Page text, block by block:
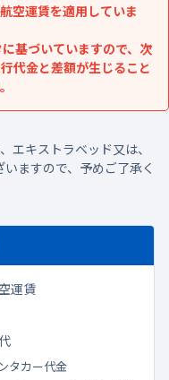
空運賃を適用していま
基づいていますので、次
代金と差額が生じること
エキストラベッド又は、
ますので、予めご了承く
運賃
タカー代金